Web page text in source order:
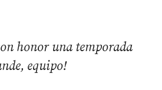
honor una temporada
equipo!